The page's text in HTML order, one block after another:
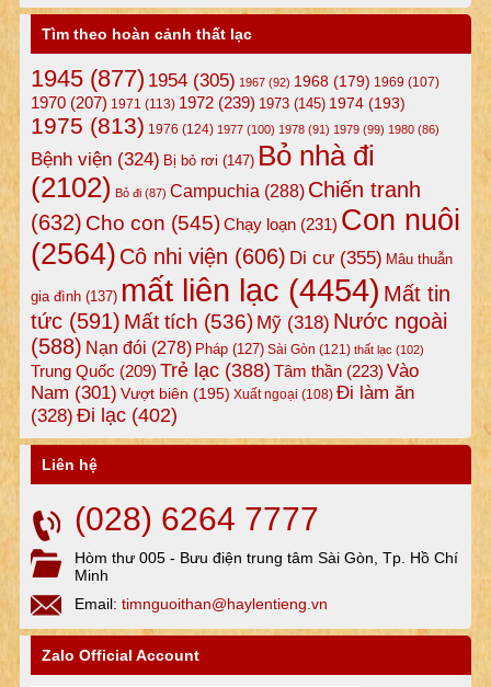
Tìm theo hoàn cảnh thất lạc
1945(877) 1954(305) 1967(92) 1968(179) 1969 (107)
1970(207) 1971 (113) 1972(239) 1973(145) 1974(193)
1975 (813) 1976 (124) 1977(100) 1978(91) 1979(99) 1980(86)
Bệnh viện(324) Bị bỏ rơi (147) Bỏ nhà đi
(2102) Bỏ đi(87) Campuchia (288) Chiến tranh
(632) Cho con (545)Chạy loạn(231) Con nuôi
(2564) Cô nhi viện (606) Di cư(355) Mâu thuẫn
gia đình(137) mất liên lạc (4454) Mất tin
tức(591) Mất tích (536) Mỹ(318) Nước ngoài
(588) Nạn đói (278) Pháp(127) Sài Gòn (121) thất lạc (102)
Trung Quốc (209) Trẻ lạc(388) Tâm thần(223) Vào
Nam (301) Vượt biên (195) Xuất ngoại (108) Đi làm ăn
(328) Đi lạc(402)
Liên hệ
(028) 6264 7777
Hòm thư 005 - Bưu điện trung tâm Sài Gòn, Tp. Hồ Chí
Minh
Email: timnguoithan@haylentieng.vn
Zalo Official Account